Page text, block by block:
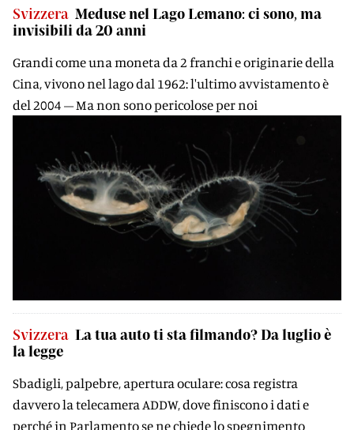
Svizzera Meduse nel Lago Lemano: ci sono, ma
invisibili da 20 anni
Grandi come una moneta da 2 franchi e originarie della
Cina, vivono nel lago dal 1962: l'ultimo avvistamento è
del 2004 – Ma non sono pericolose per noi
Svizzera La tua auto ti sta filmando? Da luglio è
la legge
Sbadigli, palpebre, apertura oculare: cosa registra
davvero la telecamera ADDW, dove finiscono i dati e
perché in Parlamento se ne chiede lo spegnimento